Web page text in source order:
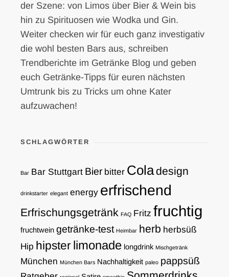
der Szene: von Limos über Bier & Wein bis
hin zu Spirituosen wie Wodka und Gin.
Weiter checken wir für euch ganz investigativ
die wohl besten Bars aus, schreiben
Trendberichte im Getränke Blog und geben
euch Getränke-Tipps für euren nächsten
Umtrunk bis zu Tricks um ohne Kater
aufzuwachen!
SCHLAGWÖRTER
Bar Bar Stuttgart Bier bitter Coladesign
drinkstarter elegant energy erfrischend
Erfrischungsgetränk FAQ Fritz fruchtig
fruchtwein getränke-test Heimbar herb herbsüß
Hip hipsterlimonade longdrink Mischgetränk
München München Bars Nachhaltigkeit paleo pappsüß